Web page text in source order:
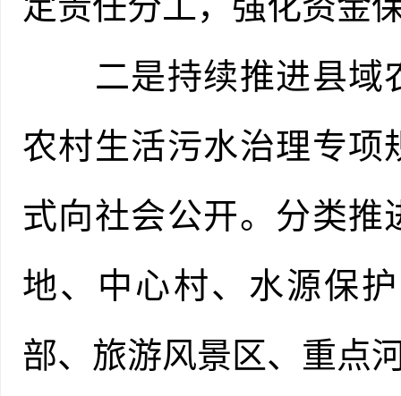
二是持续推进县域
农村生活污水治理专项
式向社会公开。分类推
地、中心村、水源保
部、旅游风景区、重点